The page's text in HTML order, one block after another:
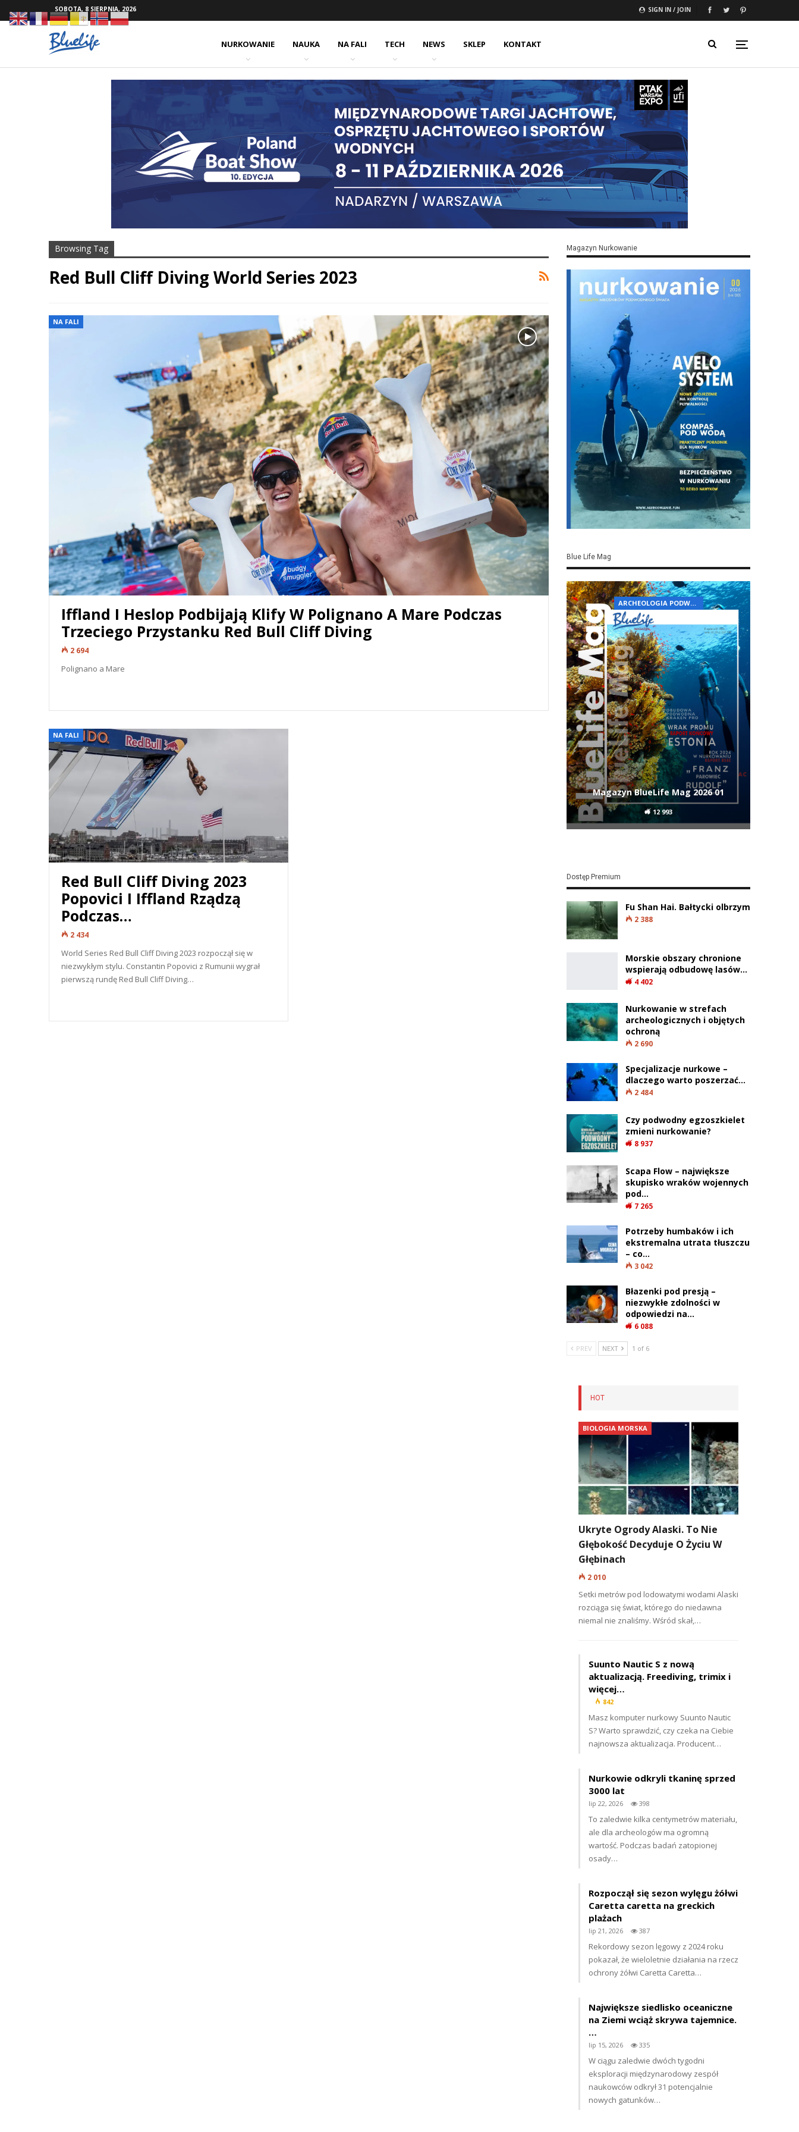
SIGN IN / JOIN
SOBOTA, 8 SIERPNIA, 2026
NURKOWANIE NAUKA NA FALI TECH NEWS SKLEP KONTAKT
Browsing Tag
Red Bull Cliff Diving World Series 2023
NA FALI
Iffland I Heslop Podbijają Klify W Polignano A Mare Podczas
Trzeciego Przystanku Red Bull Cliff Diving
2 694
Polignano a Mare
NA FALI
Red Bull Cliff Diving 2023
Popovici I Iffland Rządzą
Podczas…
2 434
World Series Red Bull Cliff Diving 2023 rozpoczął się w
niezwykłym stylu. Constantin Popovici z Rumunii wygrał
pierwszą rundę Red Bull Cliff Diving…
Magazyn Nurkowanie
Blue Life Mag
ARCHEOLOGIA PODWODNA
Magazyn BlueLife Mag 2026 01
12 993
Dostęp Premium
Fu Shan Hai. Bałtycki olbrzym
2 388
Morskie obszary chronione
wspierają odbudowę lasów…
4 402
Nurkowanie w strefach
archeologicznych i objętych
ochroną
2 690
Specjalizacje nurkowe –
dlaczego warto poszerzać…
2 484
Czy podwodny egzoszkielet
zmieni nurkowanie?
8 937
Scapa Flow – największe
skupisko wraków wojennych
pod…
7 265
Potrzeby humbaków i ich
ekstremalna utrata tłuszczu
– co…
3 042
Błazenki pod presją –
niezwykłe zdolności w
odpowiedzi na…
6 088
PREV NEXT 1 of 6
HOT
BIOLOGIA MORSKA
Ukryte Ogrody Alaski. To Nie
Głębokość Decyduje O Życiu W
Głębinach
2 010
Setki metrów pod lodowatymi wodami Alaski
rozciąga się świat, którego do niedawna
niemal nie znaliśmy. Wśród skał,…
Suunto Nautic S z nową
aktualizacją. Freediving, trimix i
więcej…
842
Masz komputer nurkowy Suunto Nautic
S? Warto sprawdzić, czy czeka na Ciebie
najnowsza aktualizacja. Producent…
Nurkowie odkryli tkaninę sprzed
3000 lat
lip 22, 2026 398
To zaledwie kilka centymetrów materiału,
ale dla archeologów ma ogromną
wartość. Podczas badań zatopionej
osady…
Rozpoczął się sezon wylęgu żółwi
Caretta caretta na greckich
plażach
lip 21, 2026 387
Rekordowy sezon lęgowy z 2024 roku
pokazał, że wieloletnie działania na rzecz
ochrony żółwi Caretta Caretta…
Największe siedlisko oceaniczne
na Ziemi wciąż skrywa tajemnice.
…
lip 15, 2026 335
W ciągu zaledwie dwóch tygodni
eksploracji międzynarodowy zespół
naukowców odkrył 31 potencjalnie
nowych gatunków…